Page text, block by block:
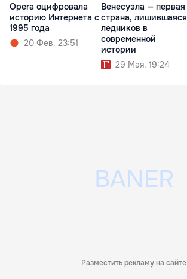
Opera оцифровала
историю Интернета с
1995 года
20 Фев. 23:51
Венесуэла — первая
страна, лишившаяся
ледников в
современной
истории
29 Мая. 19:24
Разместить рекламу на сайте